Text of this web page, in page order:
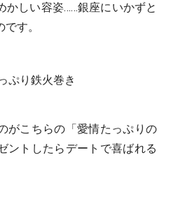
かしい容姿……銀座にいかずと
す。
がこちらの「愛情たっぷりの
ントしたらデートで喜ばれる